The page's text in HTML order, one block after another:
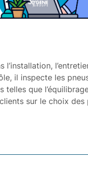
il inspecte les
que
sur le choix